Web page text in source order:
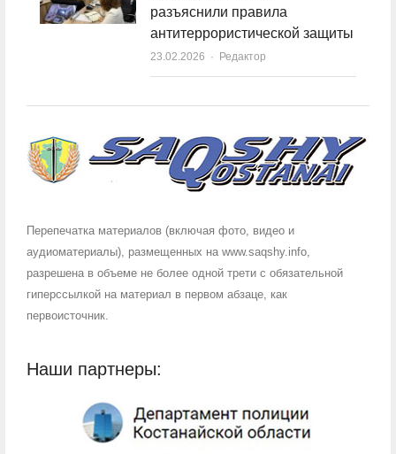
разъяснили правила
антитеррористической защиты
23.02.2026 Author
Редактор
Перепечатка материалов (включая фото, видео и
аудиоматериалы), размещенных на www.saqshy.info,
разрешена в объеме не более одной трети с обязательной
гиперссылкой на материал в первом абзаце, как
первоисточник.
Наши партнеры: